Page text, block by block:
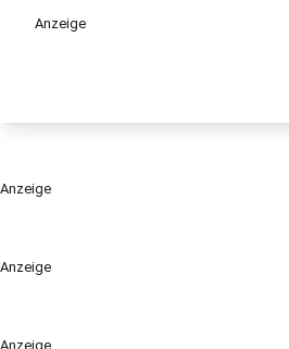
Anzeige
Anzeige
Anzeige
Anzeige